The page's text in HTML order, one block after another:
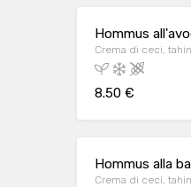
Hommus
Crema di ceci,
8.50 €
Hommus alla
Crema di ceci,